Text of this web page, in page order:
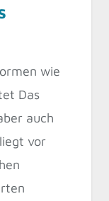
wie
Das
auch
vor